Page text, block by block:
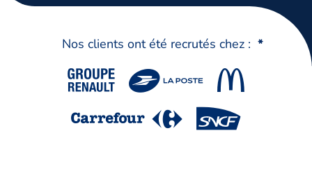
Nos clients ont été recrutés chez : *